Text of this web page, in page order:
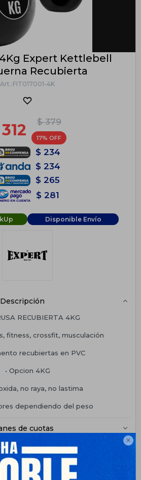

Expert Kettlebell
Recubierta
FIT017001-4K
$ 379
312 17
$ 234
$ 234
$ 265
$ 281
Disponible Envío
Descripción
RECUBIERTA 4KG
fitness, crossfit, musculación
recubiertas en PVC
• Opcion 4KG
no raya, no lastima
dependiendo del peso
de cuotas
Envíos
de pago